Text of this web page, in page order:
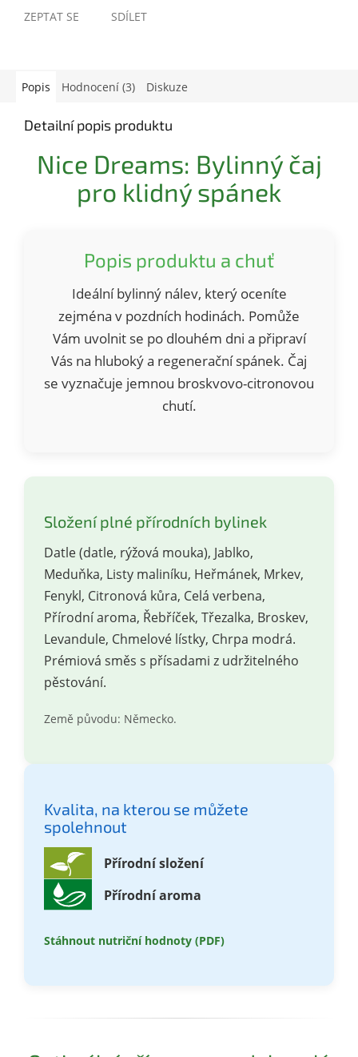
ZEPTAT SE SDÍLET
Popis Hodnocení (3) Diskuze
Detailní popis produktu
Nice Dreams: Bylinný čaj
pro klidný spánek
Popis produktu a chuť
Ideální bylinný nálev, který oceníte
zejména v pozdních hodinách. Pomůže
Vám uvolnit se po dlouhém dni a připraví
Vás na hluboký a regenerační spánek. Čaj
se vyznačuje jemnou broskvovo-citronovou
chutí.
Složení plné přírodních bylinek
Datle (datle, rýžová mouka), Jablko,
Meduňka, Listy maliníku, Heřmánek, Mrkev,
Fenykl, Citronová kůra, Celá verbena,
Přírodní aroma, Řebříček, Třezalka, Broskev,
Levandule, Chmelové lístky, Chrpa modrá.
Prémiová směs s přísadami z udržitelného
pěstování.
Země původu: Německo.
Kvalita, na kterou se můžete
spolehnout
Přírodní složení
Přírodní aroma
Stáhnout nutriční hodnoty (PDF)